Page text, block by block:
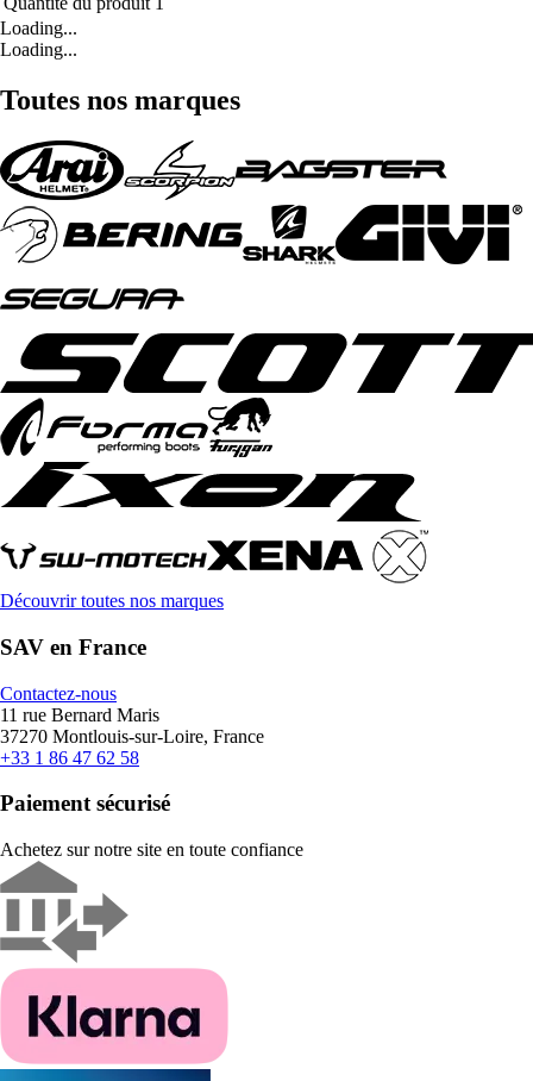
Loading...
Loading...
Toutes nos marques
Découvrir toutes nos marques
SAV en France
Contactez-nous
11 rue Bernard Maris
37270 Montlouis-sur-Loire, France
+33 1 86 47 62 58
Paiement sécurisé
Achetez sur notre site en toute confiance